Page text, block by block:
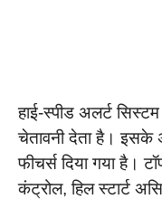
हाई-स्पीड अलर्ट
चेतावनी देता है। इसके
फीचर्स दिया गया है।
कंट्रोल, हिल स्टार्ट